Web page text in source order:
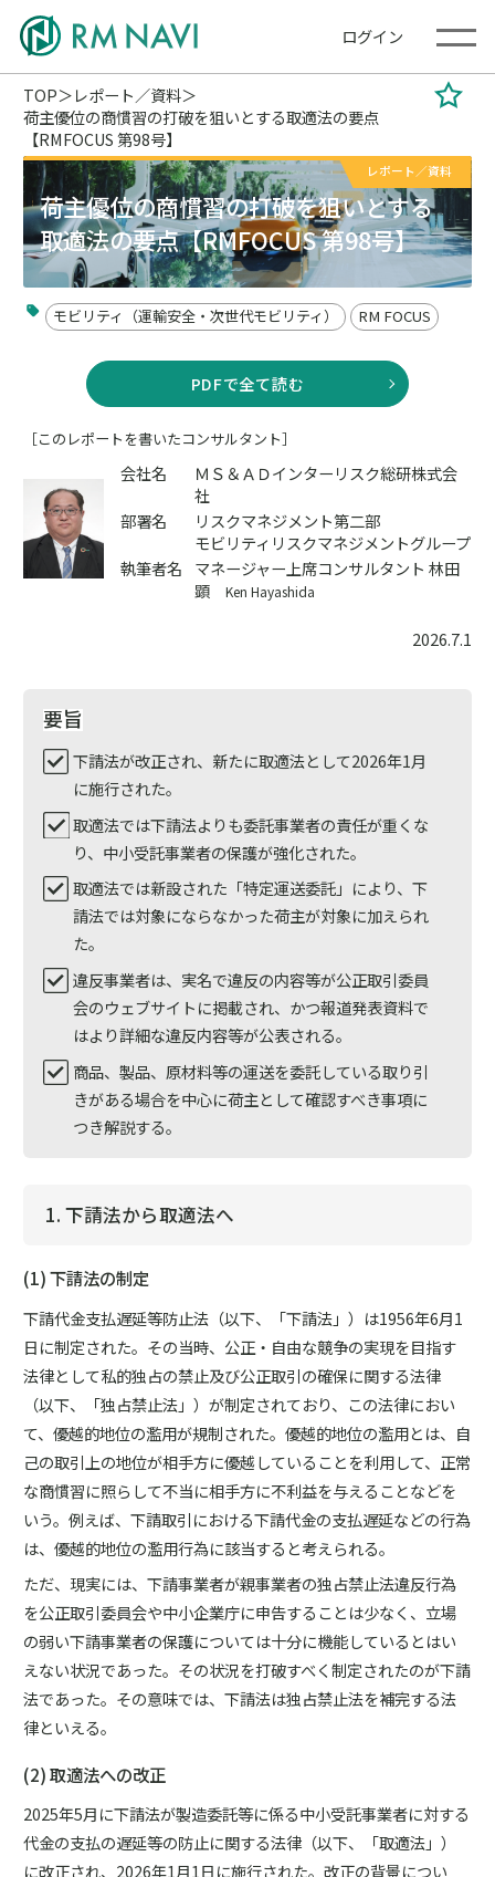
ログイン
TOP
レポート／資料
荷主優位の商慣習の打破を狙いとする取適法の要点
【RMFOCUS 第98号】
レポート／資料
荷主優位の商慣習の打破を狙いとする
取適法の要点【RMFOCUS 第98号】
モビリティ（運輸安全・次世代モビリティ） RM FOCUS
PDFで全て読む
［このレポートを書いたコンサルタント］
会社名
ＭＳ＆ＡＤインターリスク総研株式会
社
部署名
リスクマネジメント第二部
モビリティリスクマネジメントグループ
執筆者名
マネージャー上席コンサルタント 林田
顕
Ken Hayashida
2026.7.1
要旨
下請法が改正され、新たに取適法として2026年1月
に施行された。
取適法では下請法よりも委託事業者の責任が重くな
り、中小受託事業者の保護が強化された。
取適法では新設された「特定運送委託」により、下
請法では対象にならなかった荷主が対象に加えられ
た。
違反事業者は、実名で違反の内容等が公正取引委員
会のウェブサイトに掲載され、かつ報道発表資料で
はより詳細な違反内容等が公表される。
商品、製品、原材料等の運送を委託している取り引
きがある場合を中心に荷主として確認すべき事項に
つき解説する。
1. 下請法から取適法へ
(1) 下請法の制定
下請代金支払遅延等防止法（以下、「下請法」）は1956年6月1
日に制定された。その当時、公正・自由な競争の実現を目指す
法律として私的独占の禁止及び公正取引の確保に関する法律
（以下、「独占禁止法」）が制定されており、この法律におい
て、優越的地位の濫用が規制された。優越的地位の濫用とは、自
己の取引上の地位が相手方に優越していることを利用して、正常
な商慣習に照らして不当に相手方に不利益を与えることなどを
いう。例えば、下請取引における下請代金の支払遅延などの行為
は、優越的地位の濫用行為に該当すると考えられる。
ただ、現実には、下請事業者が親事業者の独占禁止法違反行為
を公正取引委員会や中小企業庁に申告することは少なく、立場
の弱い下請事業者の保護については十分に機能しているとはい
えない状況であった。その状況を打破すべく制定されたのが下請
法であった。その意味では、下請法は独占禁止法を補完する法
律といえる。
(2) 取適法への改正
2025年5月に下請法が製造委託等に係る中小受託事業者に対する
代金の支払の遅延等の防止に関する法律（以下、「取適法」）
に改正され、2026年1月1日に施行された。改正の背景につい